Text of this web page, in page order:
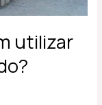
utilizar